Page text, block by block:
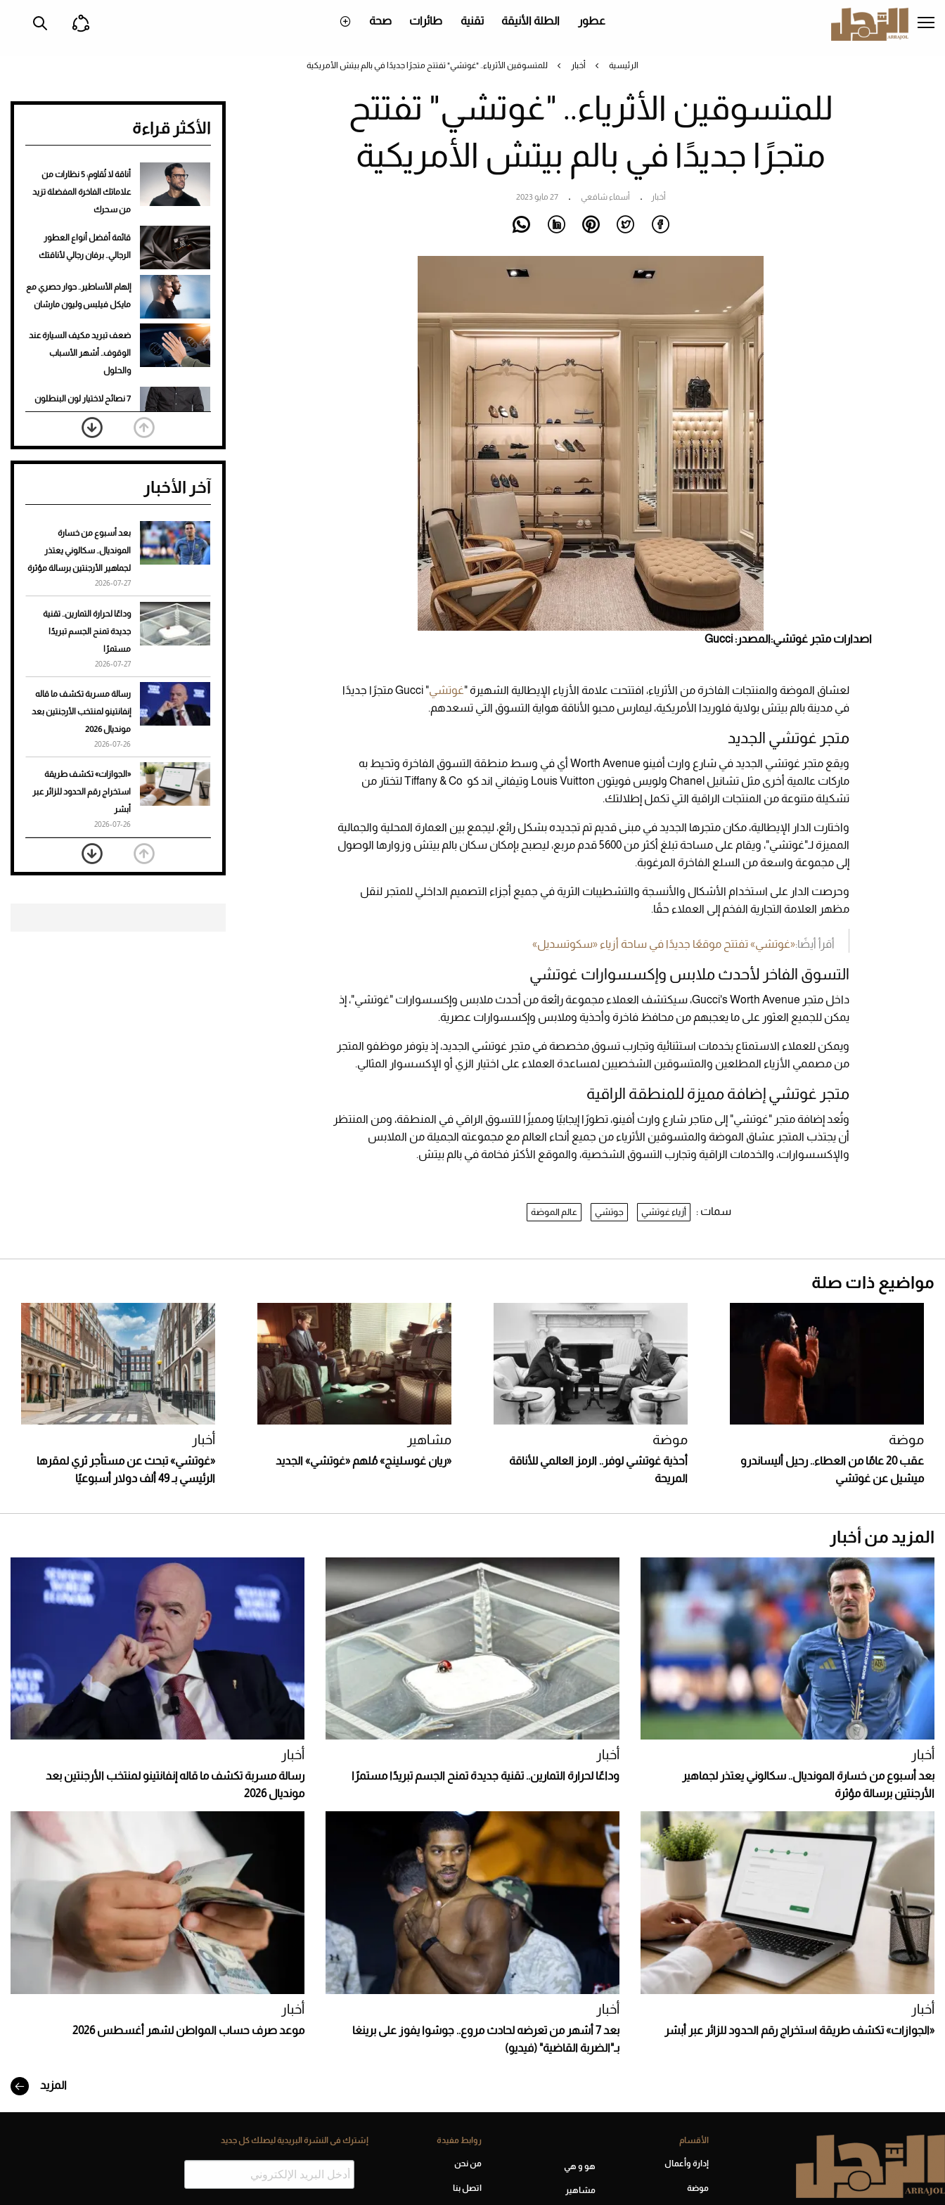
إلى
المحتوى
عطور الطلة الأنيقة تقنية طائرات صحة
الرئيسية أخبار للمتسوقين الأثرياء.. "غوتشي" تفتتح متجرًا جديدًا في بالم بيتش الأمريكية
للمتسوقين الأثرياء.. "غوتشي" تفتتح
متجرًا جديدًا في بالم بيتش الأمريكية
أخبار أسماء شافعي 27 مايو 2023
اصدارات متجر غوتشي:المصدر: Gucci
لعشاق الموضة والمنتجات الفاخرة من الأثرياء، افتتحت علامة الأزياء الإيطالية الشهيرة "غوتشي
" Gucci متجرًا جديدًا
في مدينة بالم بيتش بولاية فلوريدا الأمريكية، ليمارس محبو الأناقة هواية التسوق التي تسعدهم.
متجر غوتشي الجديد
ويقع متجر غوتشي الجديد في شارع وارث أفينو Worth Avenue أي في وسط منطقة التسوق الفاخرة وتحيط به
ماركات عالمية أخرى مثل تشانيل Chanel ولويس فويتون Louis Vuitton وتيفاني اند كو Tiffany & Co لتختار من
تشكيلة متنوعة من المنتجات الراقية التي تكمل إطلالتك.
واختارت الدار الإيطالية، مكان متجرها الجديد في مبنى قديم تم تجديده بشكل رائع، ليجمع بين العمارة المحلية والجمالية
المميزة لـ"غوتشي"، ويقام على مساحة تبلغ أكثر من 5600 قدم مربع، ليصبح بإمكان سكان بالم بيتش وزوارها الوصول
إلى مجموعة واسعة من السلع الفاخرة المرغوبة.
وحرصت الدار على استخدام الأشكال والأنسجة والتشطيبات الثرية في جميع أجزاء التصميم الداخلي للمتجر لنقل
مظهر العلامة التجارية الفخم إلى العملاء حقًا.
أقرأ أيضًا:«غوتشي» تفتتح موقعًا جديدًا في ساحة أزياء «سكوتسديل»
التسوق الفاخر لأحدث ملابس وإكسسوارات غوتشي
داخل متجر Gucci's Worth Avenue، سيكتشف العملاء مجموعة رائعة من أحدث ملابس وإكسسوارات "غوتشي"، إذ
يمكن للجميع العثور على ما يعجبهم من محافظ فاخرة وأحذية وملابس وإكسسوارات عصرية.
ويمكن للعملاء الاستمتاع بخدمات استثنائية وتجارب تسوق مخصصة في متجر غوتشي الجديد، إذ يتوفر موظفو المتجر
من مصممي الأزياء المطلعين والمتسوقين الشخصيين لمساعدة العملاء على اختيار الزي أو الإكسسوار المثالي.
متجر غوتشي إضافة مميزة للمنطقة الراقية
وتُعد إضافة متجر "غوتشي" إلى متاجر شارع وارث أفينو، تطورًا إيجابيًا ومميزًا للتسوق الراقي في المنطقة، ومن المنتظر
أن يجتذب المتجر عشاق الموضة والمتسوقين الأثرياء من جميع أنحاء العالم مع مجموعته الجميلة من الملابس
والإكسسوارات، والخدمات الراقية وتجارب التسوق الشخصية، والموقع الأكثر فخامة في بالم بيتش.
الأكثر قراءة
أناقة لا تُقاوم: 5 نظارات من
علاماتك الفاخرة المفضلة تزيد
من سحرك
قائمة أفضل أنواع العطور
الرجالي.. برفان رجالي لأناقتك
إلهام الأساطير.. حوار حصري مع
مايكل فيلبس وليون مارشان
ضعف تبريد مكيف السيارة عند
الوقوف.. أشهر الأسباب
والحلول
7 نصائح لاختيار لون البنطلون
المناسب للقميص الأسود
نرى المستقبل من خلال
تصميماتنا.. كيف حجزت 1886
تمنحك فخامة استثنائية
هوى الأبطال
أفضل تدريج للشعر الطويل
لإطلالة جريئة وعصرية
للرجال
آخر الأخبار
بعد أسبوع من خسارة
المونديال.. سكالوني يعتذر
لجماهير الأرجنتين برسالة مؤثرة
2026-07-27
وداعًا لحرارة التمارين.. تقنية
جديدة تمنح الجسم تبريدًا
مستمرًا
2026-07-27
رسالة مسربة تكشف ما قاله
إنفانتينو لمنتخب الأرجنتين بعد
مونديال 2026
2026-07-26
«الجوازات» تكشف طريقة
استخراج رقم الحدود للزائر عبر
أبشر
2026-07-26
بعد 7 أشهر من تعرضه لحادث
مروع.. جوشوا يفوز على برينغا
سمات : أزياء غوتشي جوتشي عالم الموضة
مواضيع ذات صلة
موضة
عقب 20 عامًا من العطاء.. رحيل أليساندرو
ميشيل عن غوتشي
موضة
أحذية غوتشي لوفر.. الرمز العالمي للأناقة
المريحة
مشاهير
«ريان غوسلينج» مُلهم «غوتشي» الجديد
أخبار
«غوتشي» تبحث عن مستأجر ثري لمقرها
الرئيسي بـ 49 ألف دولار أسبوعيًا
المزيد من أخبار
أخبار
بعد أسبوع من خسارة المونديال.. سكالوني يعتذر لجماهير
الأرجنتين برسالة مؤثرة
أخبار
وداعًا لحرارة التمارين.. تقنية جديدة تمنح الجسم تبريدًا مستمرًا
أخبار
رسالة مسربة تكشف ما قاله إنفانتينو لمنتخب الأرجنتين بعد
مونديال 2026
أخبار
«الجوازات» تكشف طريقة استخراج رقم الحدود للزائر عبر أبشر
أخبار
بعد 7 أشهر من تعرضه لحادث مروع.. جوشوا يفوز على برينغا
بـ"الضربة القاضية" (فيديو)
أخبار
موعد صرف حساب المواطن لشهر أغسطس 2026
المزيد
الأقسام
إدارة وأعمال
موضة
هو و هي
مشاهير
روابط مفيدة
من نحن
اتصل بنا
إشترك فى النشرة البريدية ليصلك كل جديد